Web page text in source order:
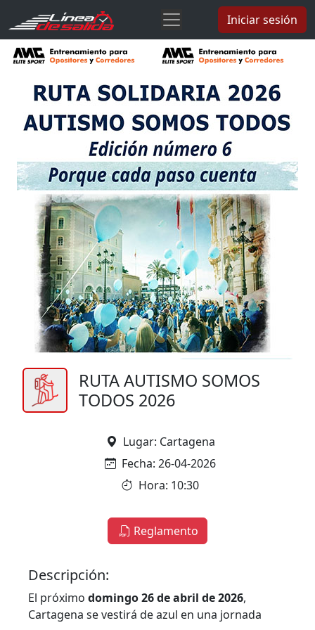
Iniciar sesión
RUTA AUTISMO SOMOS
TODOS 2026
Lugar: Cartagena
Fecha: 26-04-2026
Hora: 10:30
Reglamento
Descripción:
El próximo domingo 26 de abril de 2026,
Cartagena se vestirá de azul en una jornada